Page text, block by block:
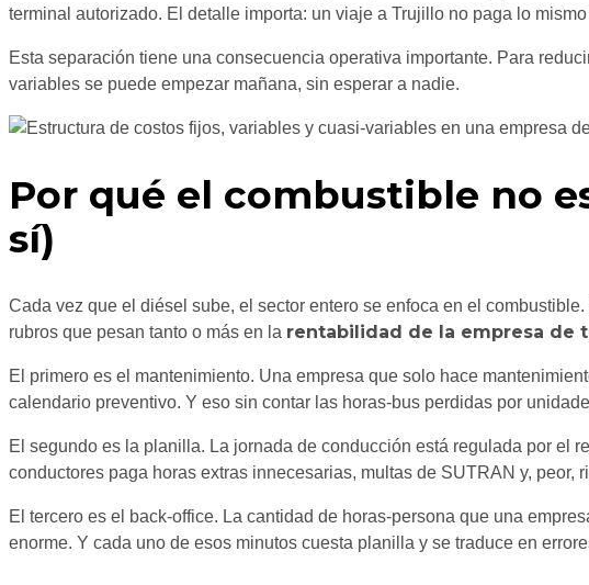
terminal autorizado. El detalle importa: un viaje a Trujillo no paga lo
Esta separación tiene una consecuencia operativa importante. Para
variables se puede empezar mañana, sin esperar a nadie.
Por qué el combustible no
sí)
Cada vez que el diésel sube, el sector entero se enfoca en el
rubros que pesan tanto o más en la rentabilidad de la empresa de
El primero es el mantenimiento. Una empresa que solo hace
calendario preventivo. Y eso sin contar las horas-bus perdidas por
El segundo es la planilla. La jornada de conducción está regulada por el
conductores paga horas extras innecesarias, multas de SUTRAN y,
El tercero es el back-office. La cantidad de horas-persona que una
enorme. Y cada uno de esos minutos cuesta planilla y se traduce en